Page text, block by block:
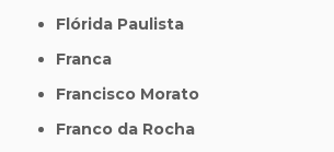
Flórida Paulista
Franca
Francisco Morato
Franco da Rocha